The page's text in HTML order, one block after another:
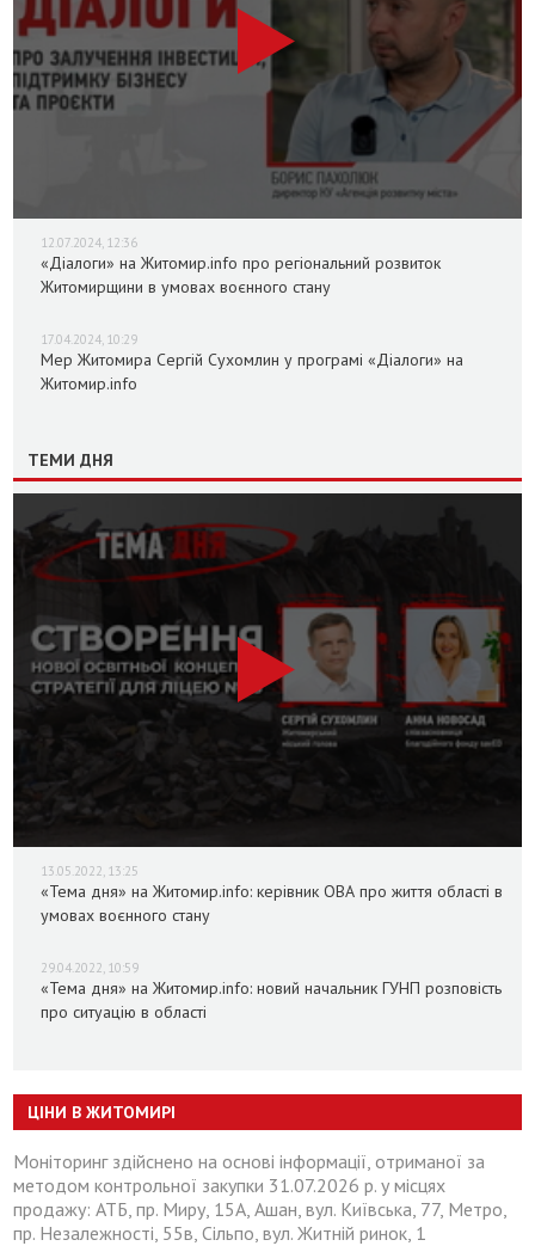
12.07.2024, 12:36
«Діалоги» на Житомир.info про регіональний розвиток
Житомирщини в умовах воєнного стану
17.04.2024, 10:29
Мер Житомира Сергій Сухомлин у програмі «Діалоги» на
Житомир.info
ТЕМИ ДНЯ
13.05.2022, 13:25
«Тема дня» на Житомир.info: керівник ОВА про життя області в
умовах воєнного стану
29.04.2022, 10:59
«Тема дня» на Житомир.info: новий начальник ГУНП розповість
про ситуацію в області
ЦІНИ В ЖИТОМИРІ
Моніторинг здійснено на основі інформації, отриманої за
методом контрольної закупки 31.07.2026 р. у місцях
продажу: АТБ, пр. Миру, 15А, Ашан, вул. Київська, 77, Метро,
пр. Незалежності, 55в, Сільпо, вул. Житній ринок, 1